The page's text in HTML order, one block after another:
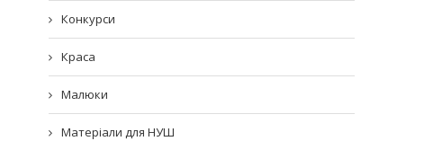
Конкурси
Краса
Малюки
Матеріали для НУШ